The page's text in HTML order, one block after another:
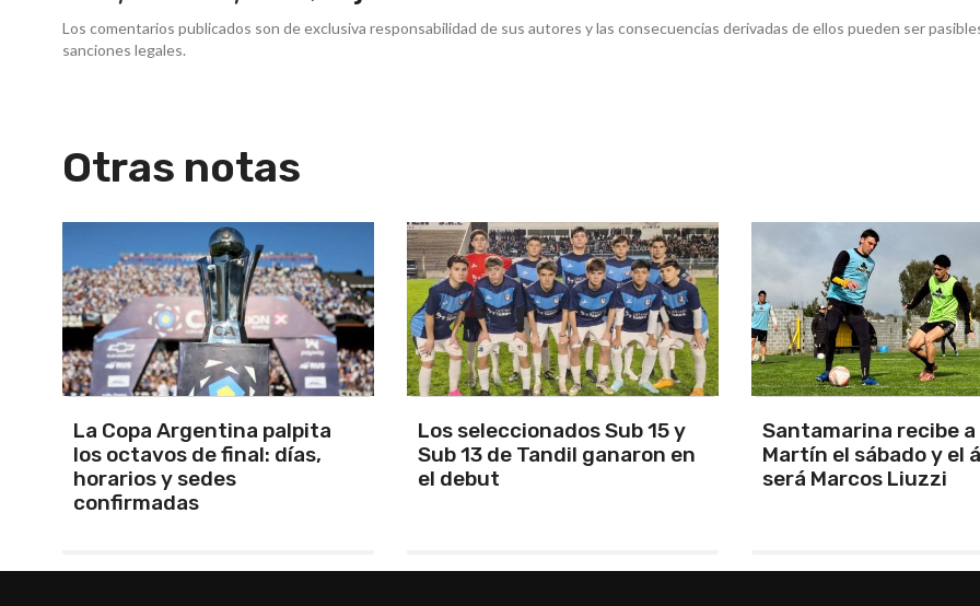
Los comentarios publicados son de exclusiva responsabilidad de sus autores y las consecuencias derivadas de ellos pueden ser
sanciones legales.
Otras notas
Los seleccionados Sub 15 y
Sub 13 de Tandil ganaron en
el debut
Santamarina recibe a San
Martín el sábado y el árbitro
será Marcos Liuzzi
Los Pumas se
enfrentar a Sudáfrica